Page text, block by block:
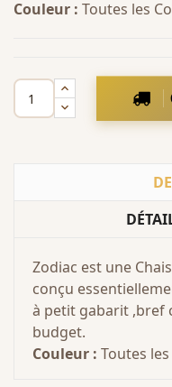
Couleur : Toutes les
Zodiac est une
conçu
à petit gabarit ,bref
budget.
Couleur : Toutes